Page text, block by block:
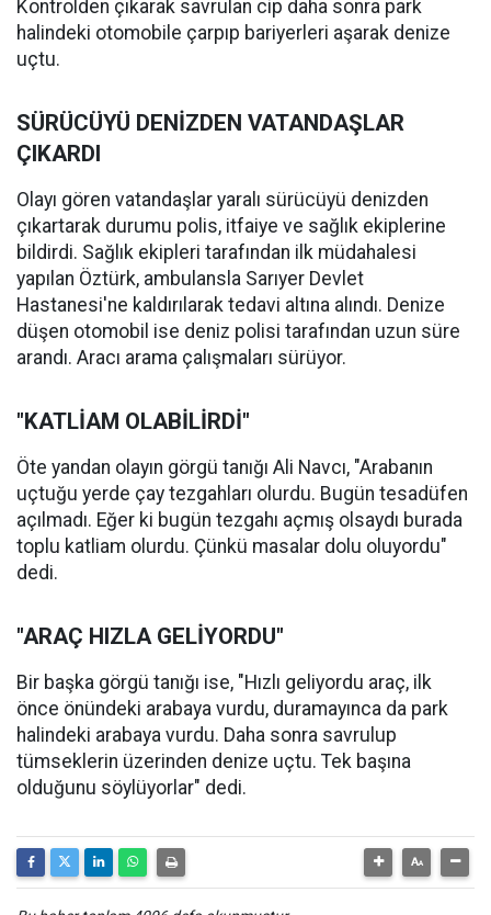
Kontrolden çıkarak savrulan cip daha sonra park
halindeki otomobile çarpıp bariyerleri aşarak denize
uçtu.
SÜRÜCÜYÜ DENİZDEN VATANDAŞLAR
ÇIKARDI
Olayı gören vatandaşlar yaralı sürücüyü denizden
çıkartarak durumu polis, itfaiye ve sağlık ekiplerine
bildirdi. Sağlık ekipleri tarafından ilk müdahalesi
yapılan Öztürk, ambulansla Sarıyer Devlet
Hastanesi'ne kaldırılarak tedavi altına alındı. Denize
düşen otomobil ise deniz polisi tarafından uzun süre
arandı. Aracı arama çalışmaları sürüyor.
"KATLİAM OLABİLİRDİ"
Öte yandan olayın görgü tanığı Ali Navcı, "Arabanın
uçtuğu yerde çay tezgahları olurdu. Bugün tesadüfen
açılmadı. Eğer ki bugün tezgahı açmış olsaydı burada
toplu katliam olurdu. Çünkü masalar dolu oluyordu"
dedi.
"ARAÇ HIZLA GELİYORDU"
Bir başka görgü tanığı ise, "Hızlı geliyordu araç, ilk
önce önündeki arabaya vurdu, duramayınca da park
halindeki arabaya vurdu. Daha sonra savrulup
tümseklerin üzerinden denize uçtu. Tek başına
olduğunu söylüyorlar" dedi.